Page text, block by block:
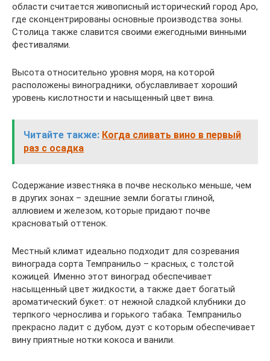
области считается живописный исторический город Аро,
где сконцентрированы основные производства зоны.
Столица также славится своими ежегодными винными
фестивалями.
Высота относительно уровня моря, на которой
расположены виноградники, обуславливает хороший
уровень кислотности и насыщенный цвет вина.
Читайте также: Когда сливать вино в первый
раз с осадка
Содержание известняка в почве несколько меньше, чем
в других зонах – здешние земли богаты глиной,
аллювием и железом, которые придают почве
красноватый оттенок.
Местный климат идеально подходит для созревания
винограда сорта Темпранильо – красных, с толстой
кожицей. Именно этот виноград обеспечивает
насыщенный цвет жидкости, а также дает богатый
ароматический букет: от нежной сладкой клубники до
терпкого чернослива и горького табака. Темпранильо
прекрасно ладит с дубом, дуэт с которым обеспечивает
вину приятные нотки кокоса и ванили.